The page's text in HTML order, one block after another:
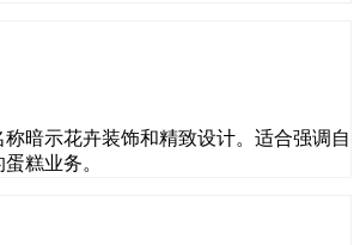
暗示花卉装饰和精致设计。适合强调自
糕业务。